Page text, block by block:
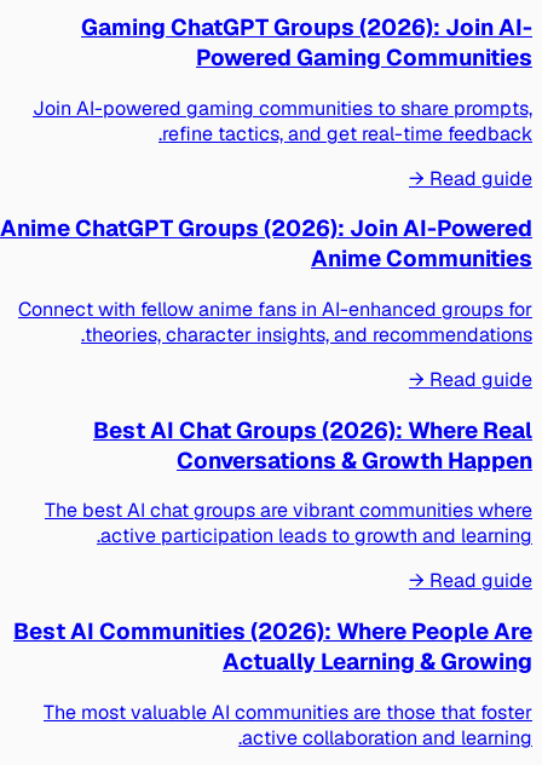
Gaming ChatGPT Groups (2026): Join AI-
Powered Gaming Communities
Join AI-powered gaming communities to share prompts,
refine tactics, and get real-time feedback.
Read guide →
Anime ChatGPT Groups (2026): Join AI-Powered
Anime Communities
Connect with fellow anime fans in AI-enhanced groups for
theories, character insights, and recommendations.
Read guide →
Best AI Chat Groups (2026): Where Real
Conversations & Growth Happen
The best AI chat groups are vibrant communities where
active participation leads to growth and learning.
Read guide →
Best AI Communities (2026): Where People Are
Actually Learning & Growing
The most valuable AI communities are those that foster
active collaboration and learning.